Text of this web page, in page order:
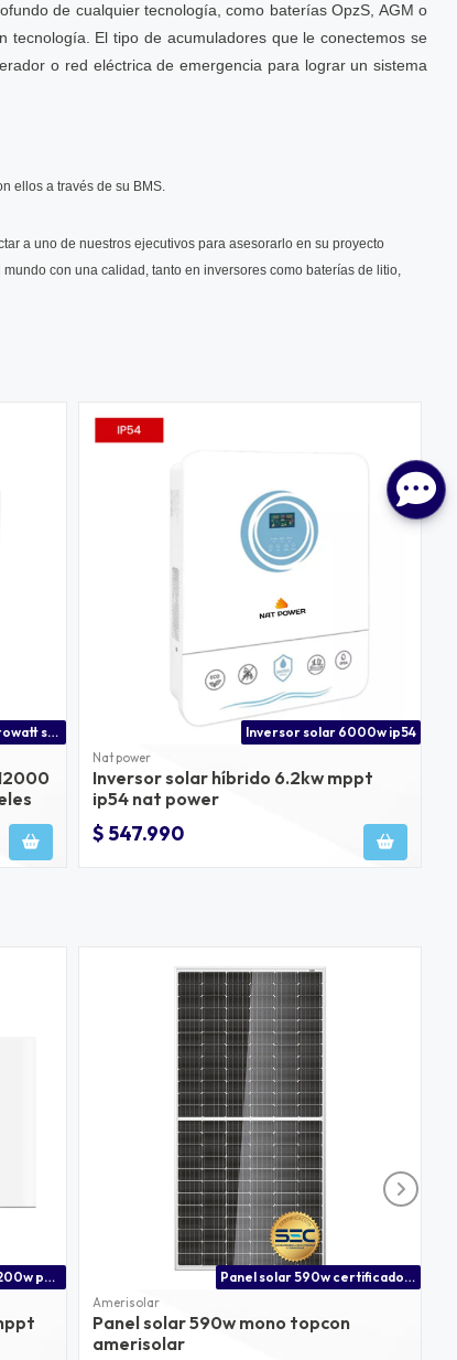
de cualquier tecnología, como baterías OpzS, AGM o
El tipo de acumuladores que le conectemos se
o red eléctrica de emergencia para lograr un sistema
ellos a través de su BMS.
a uno de nuestros ejecutivos para asesorarlo en su proyecto
con una calidad, tanto en inversores como baterías de litio,
Inversor cargador growatt spe 12000 es 48v 12kw solar y 15kw en paneles Inversor solar 6000w ip54
Nat power
Inversor solar híbrido 6.2kw mppt
ip54 nat power
$ 547.990
Inversor cargador 6200w para ess nat power Panel solar 590w certificado sec chile
Amerisolar
Panel solar 590w mono topcon
amerisolar